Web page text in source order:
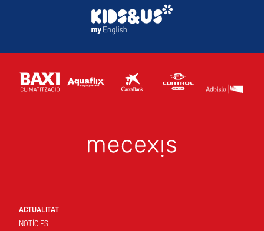
ACTUALITAT
NOTÍCIES